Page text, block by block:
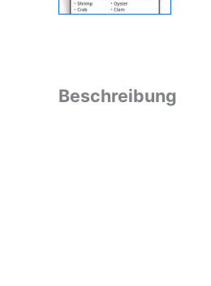
Beschreibung